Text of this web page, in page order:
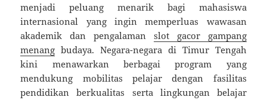
menjadi peluang menarik bagi mahasiswa
internasional yang ingin memperluas wawasan
akademik dan pengalaman slot gacor gampang
menang budaya. Negara-negara di Timur Tengah
kini menawarkan berbagai program yang
mendukung mobilitas pelajar dengan fasilitas
pendidikan berkualitas serta lingkungan belajar